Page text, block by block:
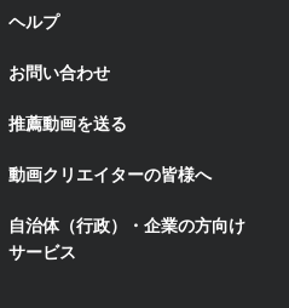
ヘルプ
お問い合わせ
推薦動画を送る
動画クリエイターの皆様へ
自治体（行政）・企業の方向け
サービス